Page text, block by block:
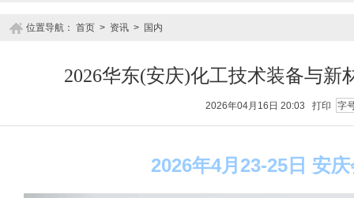
位置导航： 首页 > 资讯 > 国内
2026华东(安庆)化工技术装备与新
2026年04月16日 20:03打印 字
2026年4月23-25日 安